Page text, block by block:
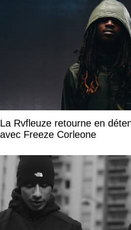
La Rvfleuze retourne en
avec Freeze Corleone